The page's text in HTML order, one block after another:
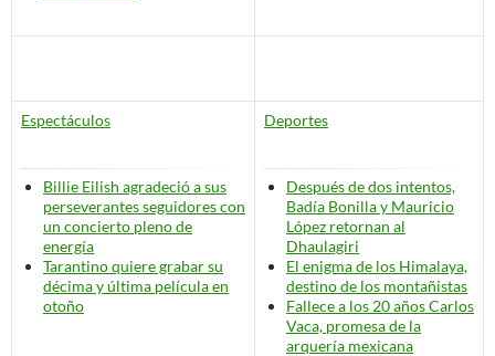
Espectáculos
Billie Eilish agradeció a sus
perseverantes seguidores con
un concierto pleno de
energía
Tarantino quiere grabar su
décima y última película en
otoño
Deportes
Después de dos intentos,
Badía Bonilla y Mauricio
López retornan al
Dhaulagiri
El enigma de los Himalaya,
destino de los montañistas
Fallece a los 20 años Carlos
Vaca, promesa de la
arquería mexicana